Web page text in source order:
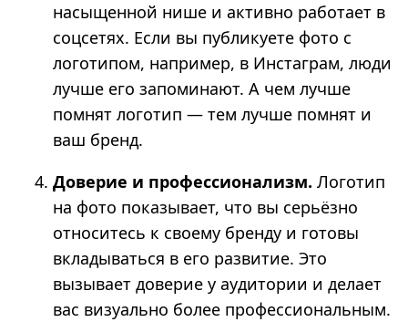
насыщенной нише и активно работает в
соцсетях. Если вы публикуете фото с
логотипом, например, в Инстаграм, люди
лучше его запоминают. А чем лучше
помнят логотип — тем лучше помнят и
ваш бренд.
Доверие и профессионализм. Логотип
на фото показывает, что вы серьёзно
относитесь к своему бренду и готовы
вкладываться в его развитие. Это
вызывает доверие у аудитории и делает
вас визуально более профессиональным.